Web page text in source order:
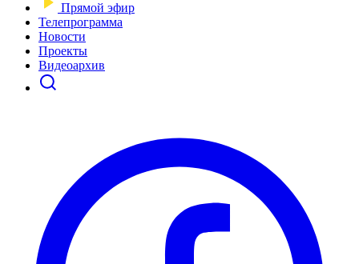
Прямой эфир
Телепрограмма
Новости
Проекты
Видеоархив